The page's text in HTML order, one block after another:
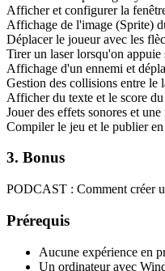
Afficher et configurer la
Affichage de l'image (Sprite)
Déplacer le joueur avec les
Tirer un laser lorsqu'on appuie
Affichage d'un ennemi et
Gestion des collisions entre le
Afficher du texte et le score
Jouer des effets sonores et
Compiler le jeu et le publier
3. Bonus
PODCAST : Comment créer
Prérequis
Aucune expérience en
Un ordinateur avec